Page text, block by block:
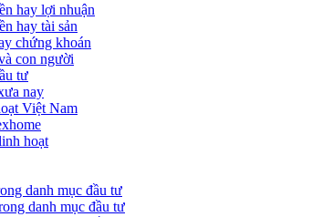
hay lợi nhuận
hay tài sản
chứng khoán
con người
tư
nay
Việt Nam
hoạt
danh mục đầu tư
danh mục đầu tư